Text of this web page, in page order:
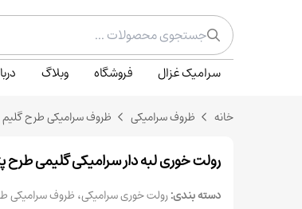
سرامیک غزال فروشگاه وبلاگ
خانه ظروف سرامیکی ظروف سرامیکی طرح گلیم
رولت خوری لبه دار سرامیکی گلیمی طرح
دسته بندی:رولت خوری سرامیکی،ظروف سرامیکی